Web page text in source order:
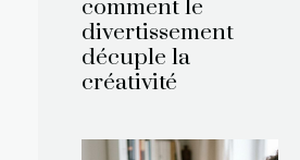
comment le
divertissement
décuple la
créativité